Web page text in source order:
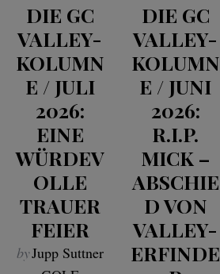
DIE GC
VALLEY-
KOLUMN
E / JULI
2026:
EINE
WÜRDEV
OLLE
TRAUER
FEIER
byJupp Suttner
DIE GC
VALLEY-
KOLUMN
E / JUNI
2026:
R.I.P.
MICK –
ABSCHIE
D VON
VALLEY-
ERFINDE